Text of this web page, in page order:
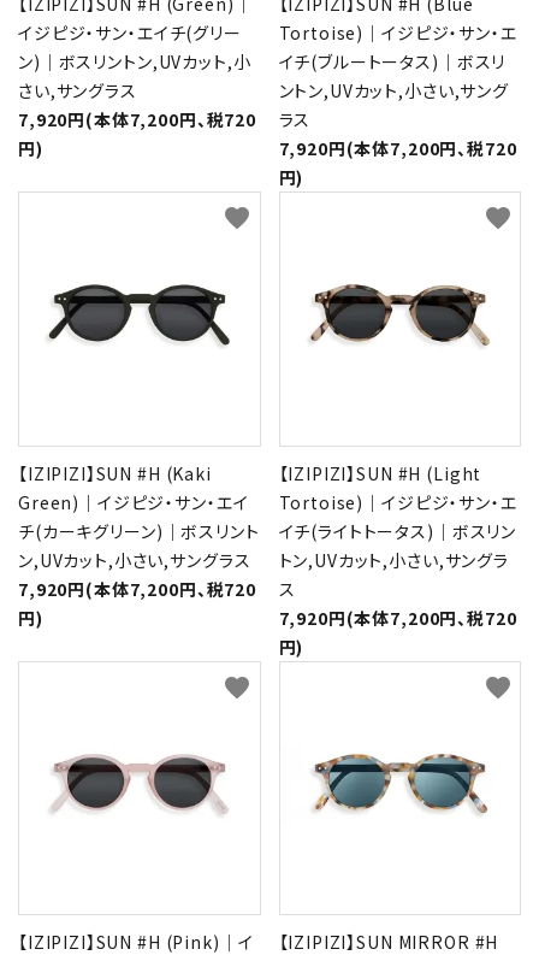
イジピジ・サン・エイチ(グリー
ン)｜ボスリントン,UVカット,小
さい,サングラス
7,920円(本体7,200円、税720
円)
Tortoise)｜イジピジ・サン・エ
イチ(ブルートータス)｜ボスリ
ントン,UVカット,小さい,サング
ラス
7,920円(本体7,200円、税720
円)
【IZIPIZI】SUN #H (Kaki
Green)｜イジピジ・サン・エイ
チ(カーキグリーン)｜ボスリント
ン,UVカット,小さい,サングラス
7,920円(本体7,200円、税720
円)
favorite
【IZIPIZI】SUN #H (Light
Tortoise)｜イジピジ・サン・エ
イチ(ライトトータス)｜ボスリン
トン,UVカット,小さい,サングラ
ス
7,920円(本体7,200円、税720
円)
favorite
【IZIPIZI】SUN #H (Pink)｜イ
favorite
【IZIPIZI】SUN MIRROR #H
favorite